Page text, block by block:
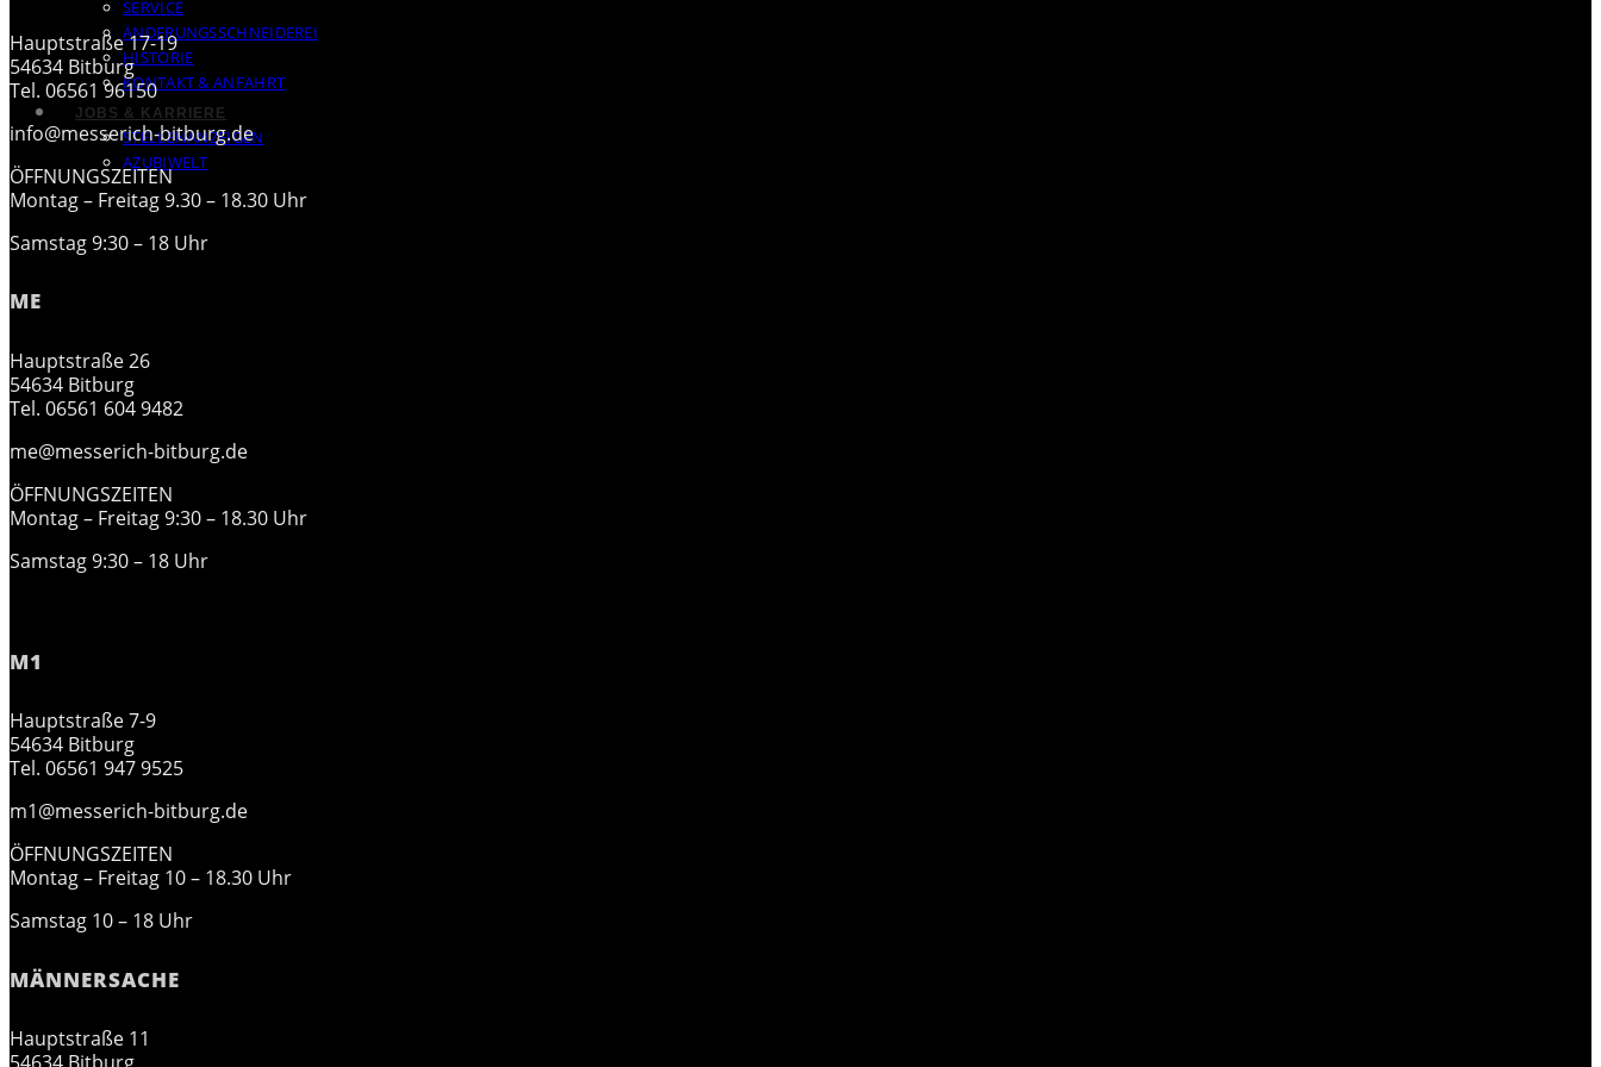
SERVICE
ÄNDERUNGSSCHNEIDEREI
HISTORIE
KONTAKT & ANFAHRT
JOBS & KARRIERE
STELLENANZEIGEN
AZUBIWELT
Hauptstraße 17-19
54634 Bitburg
Tel. 06561 96150
info@messerich-bitburg.de
ÖFFNUNGSZEITEN
Montag – Freitag 9.30 – 18.30 Uhr
Samstag 9:30 – 18 Uhr
ME
Hauptstraße 26
54634 Bitburg
Tel. 06561 604 9482
me@messerich-bitburg.de
ÖFFNUNGSZEITEN
Montag – Freitag 9:30 – 18.30 Uhr
Samstag 9:30 – 18 Uhr
M1
Hauptstraße 7-9
54634 Bitburg
Tel. 06561 947 9525
m1@messerich-bitburg.de
ÖFFNUNGSZEITEN
Montag – Freitag 10 – 18.30 Uhr
Samstag 10 – 18 Uhr
MÄNNERSACHE
Hauptstraße 11